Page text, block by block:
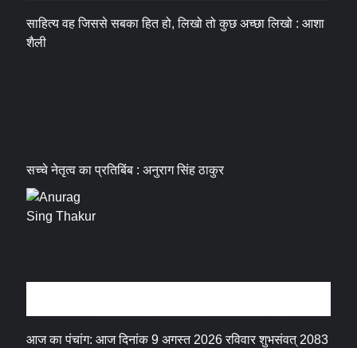
साहित्य वह जिससे सबका हित हो, लिखो तो कुछ अच्छा लिखो : आशा
शैली
सच्चे नेतृत्व का प्रतिबिंब : अनुराग सिंह ठाकुर
आज का पंचांग: आज दिनांक 9 अगस्त 2026 रविवार शुभसंवत् 2083